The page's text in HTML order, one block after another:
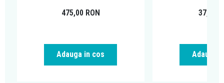
475,00 RON
Adauga in cos
37,33
Adauga